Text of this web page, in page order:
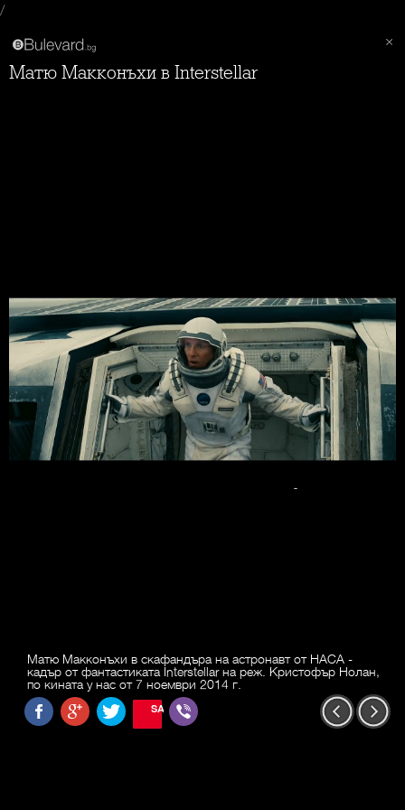
/
Матю Макконъхи в Interstellar
Матю Макконъхи в скафандъра на астронавт от НАСА -
кадър от фантастиката Interstellar на реж. Кристофър Нолан,
по кината у нас от 7 ноември 2014 г.
SAVE